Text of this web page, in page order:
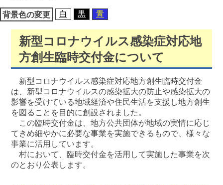
背景色の変更 白 黒 青
新型コロナウイルス感染症対応地
方創生臨時交付金について
新型コロナウイルス感染症対応地方創生臨時交付金
は、新型コロナウイルスの感染拡大の防止や感染拡大の
影響を受けている地域経済や住民生活を支援し地方創生
を図ることを目的に創設されました。
この臨時交付金は、地方公共団体が地域の実情に応じ
てきめ細やかに必要な事業を実施できるもので、様々な
事業に活用しています。
村において、臨時交付金を活用して実施した事業を次
のとおり公表します。